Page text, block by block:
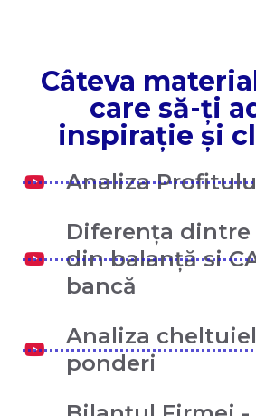
Câteva
care să-ți
inspirație și
Analiza
Diferența dintre
din balanță si
bancă
Analiza
ponderi